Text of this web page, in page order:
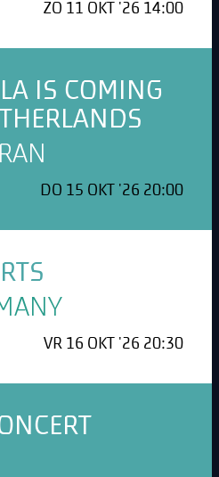
ZO 11 OKT '26 14:00
IS COMING
DO 15 OKT '26 20:00
VR 16 OKT '26 20:30